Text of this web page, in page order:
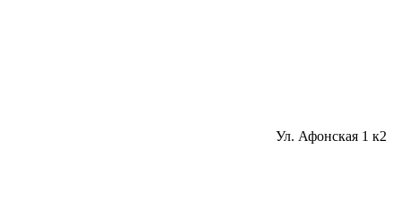
Ул. Афонская 1 к2